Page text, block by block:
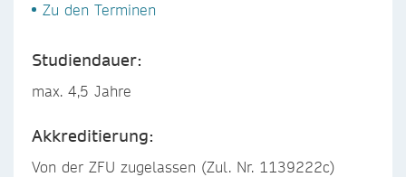
Zu den Terminen
Studiendauer:
max. 4,5 Jahre
Akkreditierung:
Von der ZFU zugelassen (Zul. Nr. 1139222c)